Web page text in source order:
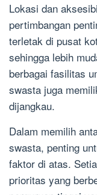
Lokasi dan
pertimbangan
terletak di pusat
sehingga lebih
berbagai fasilitas
swasta juga
dijangkau.
Dalam memilih
swasta, penting
faktor di atas.
prioritas yang